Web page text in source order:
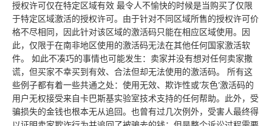
授权许可仅在特定区域有效 最令人不愉快的时候是当购买了仅限
于特定区域激活的授权许可。由于针对不同区域所售的授权许可价
格不尽相同，因此针对该区域的激活码只能在相应区域使用。因
此，仅限于在南非地区使用的激活码无法在其他任何国家激活软
件。 如此不凑巧的事情也可能发生：卖家并没有想对任何卖家撒
谎，但买家不幸买到有效、合法但却无法使用的激活码。 所有这
些例子都有着一些共通之处：使用无效、欺诈性或’灰色’激活码的
用户无权接受来自卡巴斯基实验室技术支持的任何帮助。此外，受
骗损失的金钱也根本无从追回。也曾有过几次例外，受害人最终得